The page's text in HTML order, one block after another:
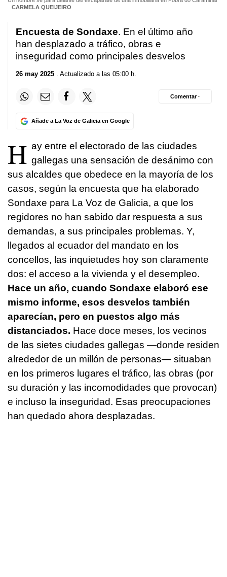
CARMELA QUEIJEIRO
Encuesta de Sondaxe. En el último año
han desplazado a tráfico, obras e
inseguridad como principales desvelos
26 may 2025 . Actualizado a las 05:00 h.
Añade a La Voz de Galicia en Google
Comentar ·
H ay entre el electorado de las ciudades
gallegas una sensación de desánimo con
sus alcaldes que obedece en la mayoría de los
casos, según la encuesta que ha elaborado
Sondaxe para La Voz de Galicia, a que los
regidores no han sabido dar respuesta a sus
demandas, a sus principales problemas. Y,
llegados al ecuador del mandato en los
concellos, las inquietudes hoy son claramente
dos: el acceso a la vivienda y el desempleo.
Hace un año, cuando Sondaxe elaboró ese
mismo informe, esos desvelos también
aparecían, pero en puestos algo más
distanciados. Hace doce meses, los vecinos
de las sietes ciudades gallegas —donde residen
alrededor de un millón de personas— situaban
en los primeros lugares el tráfico, las obras (por
su duración y las incomodidades que provocan)
e incluso la inseguridad. Esas preocupaciones
han quedado ahora desplazadas.